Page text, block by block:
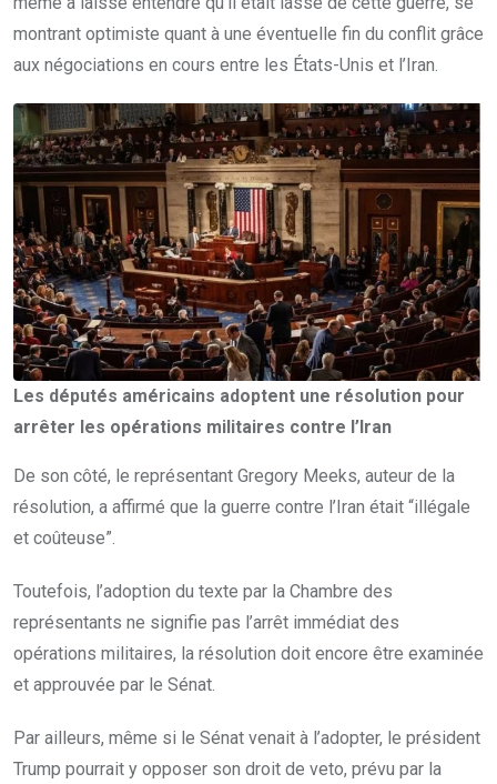
montrant optimiste quant à une éventuelle fin du conflit grâce
aux négociations en cours entre les États-Unis et l’Iran.
Les députés américains adoptent une résolution pour
arrêter les opérations militaires contre l’Iran
De son côté, le représentant Gregory Meeks, auteur de la
résolution, a affirmé que la guerre contre l’Iran était “illégale
et coûteuse”.
Toutefois, l’adoption du texte par la Chambre des
représentants ne signifie pas l’arrêt immédiat des
opérations militaires, la résolution doit encore être examinée
et approuvée par le Sénat.
Par ailleurs, même si le Sénat venait à l’adopter, le président
Trump pourrait y opposer son droit de veto, prévu par la